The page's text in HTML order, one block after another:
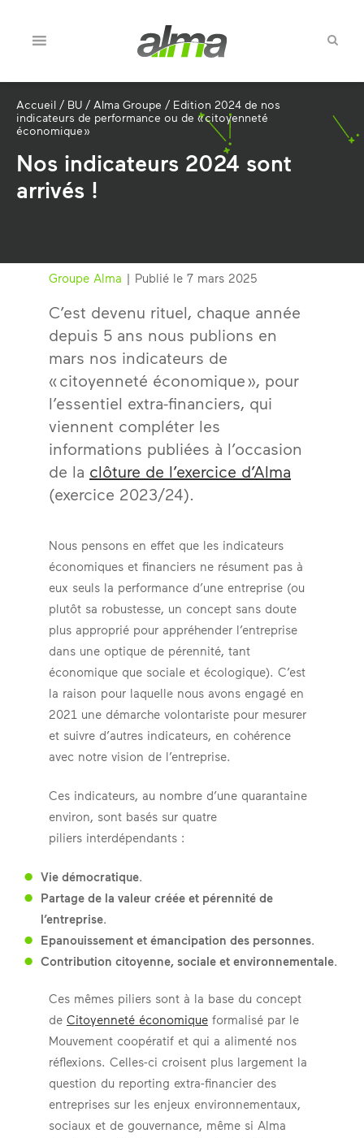
Accueil / BU / Alma Groupe / Edition 2024 de nos
indicateurs de performance ou de « citoyenneté
économique »
Nos indicateurs 2024 sont
arrivés !
Groupe Alma | Publié le 7 mars 2025
C’est devenu rituel, chaque année
depuis 5 ans nous publions en
mars nos indicateurs de
« citoyenneté économique », pour
l’essentiel extra-financiers, qui
viennent compléter les
informations publiées à l’occasion
de la clôture de l’exercice d’Alma
(exercice 2023/24).
Nous pensons en effet que les indicateurs
économiques et financiers ne résument pas à
eux seuls la performance d’une entreprise (ou
plutôt sa robustesse, un concept sans doute
plus approprié pour appréhender l’entreprise
dans une optique de pérennité, tant
économique que sociale et écologique). C’est
la raison pour laquelle nous avons engagé en
2021 une démarche volontariste pour mesurer
et suivre d’autres indicateurs, en cohérence
avec notre vision de l’entreprise.
Ces indicateurs, au nombre d’une quarantaine
environ, sont basés sur quatre
piliers interdépendants :
Vie démocratique.
Partage de la valeur créée et pérennité de
l’entreprise.
Epanouissement et émancipation des personnes.
Contribution citoyenne, sociale et environnementale.
Ces mêmes piliers sont à la base du concept
de Citoyenneté économique formalisé par le
Mouvement coopératif et qui a alimenté nos
réflexions. Celles-ci croisent plus largement la
question du reporting extra-financier des
entreprises sur les enjeux environnementaux,
sociaux et de gouvernance, même si Alma